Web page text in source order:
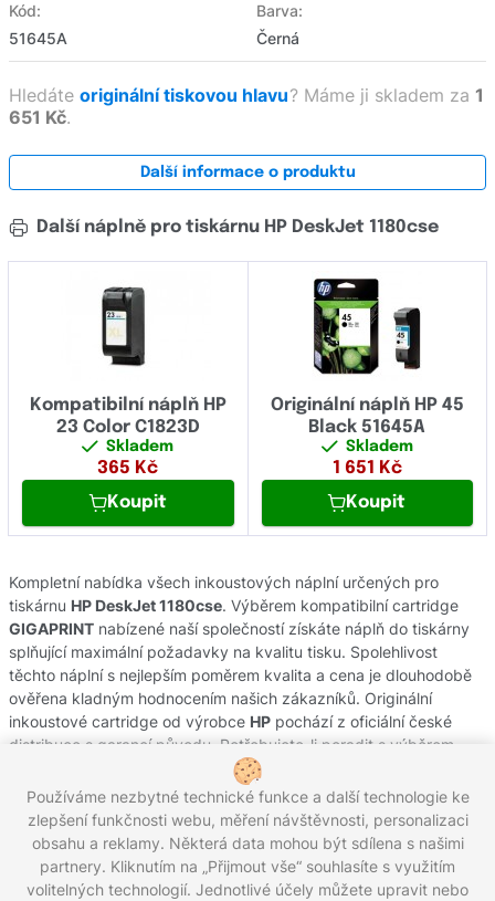
Kód:
51645A
Barva:
Černá
Hledáte originální tiskovou hlavu? Máme ji skladem za 1
651 Kč.
Další informace o produktu
Další náplně pro tiskárnu HP DeskJet 1180cse
Kompatibilní náplň HP
23 Color C1823D
Skladem
365 Kč
Koupit
Originální náplň HP 45
Black 51645A
Skladem
1 651 Kč
Koupit
Kompletní nabídka všech inkoustových náplní určených pro
tiskárnu HP DeskJet 1180cse. Výběrem kompatibilní cartridge
GIGAPRINT nabízené naší společností získáte náplň do tiskárny
splňující maximální požadavky na kvalitu tisku. Spolehlivost
těchto náplní s nejlepším poměrem kvalita a cena je dlouhodobě
ověřena kladným hodnocením našich zákazníků. Originální
inkoustové cartridge od výrobce HP pochází z oficiální české
distribuce s garancí původu. Potřebujete-li poradit s výběrem
náplní do Vaší tiskárny, obraťte se na náš zákaznický servis, kde
Vám rádi pomůžeme.
Zavolejte nám zdarma: 800 203 100
Používáme nezbytné technické funkce a další technologie ke
zlepšení funkčnosti webu, měření návštěvnosti, personalizaci
obsahu a reklamy. Některá data mohou být sdílena s našimi
partnery. Kliknutím na „Přijmout vše“ souhlasíte s využitím
volitelných technologií. Jednotlivé účely můžete upravit nebo